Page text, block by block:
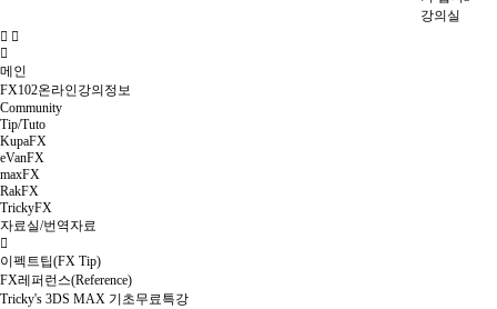
강의실
메인
FX102온라인강의정보
Community
Tip/Tuto
KupaFX
eVanFX
maxFX
RakFX
TrickyFX
자료실/번역자료
이펙트팁(FX Tip)
FX레퍼런스(Reference)
Tricky's 3DS MAX 기초무료특강